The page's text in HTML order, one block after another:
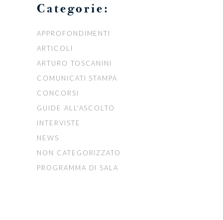
Categorie:
APPROFONDIMENTI
ARTICOLI
ARTURO TOSCANINI
COMUNICATI STAMPA
CONCORSI
GUIDE ALL'ASCOLTO
INTERVISTE
NEWS
NON CATEGORIZZATO
PROGRAMMA DI SALA